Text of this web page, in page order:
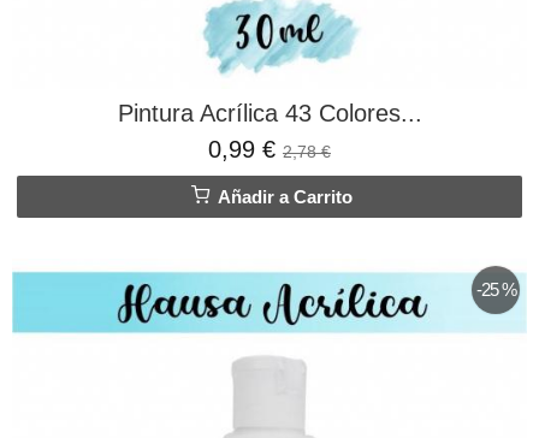
Pintura Acrílica 43 Colores...
0,99 € 2,78 €
Añadir a Carrito
-25 %